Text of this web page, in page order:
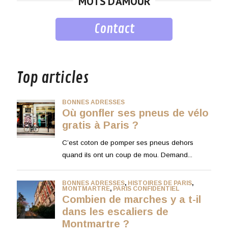
Contact
Top articles